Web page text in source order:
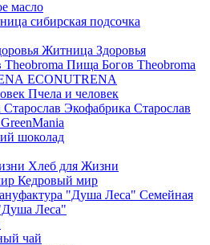
масло
сибирская подсочка
Житница Здоровья
Пища Богов Theobroma
ECONUTRENA
Пчела и человек
Экофабрика Старослав
GreenMania
шоколад
Хлеб для Жизни
Кедровый мир
Семейная
Леса"
чай